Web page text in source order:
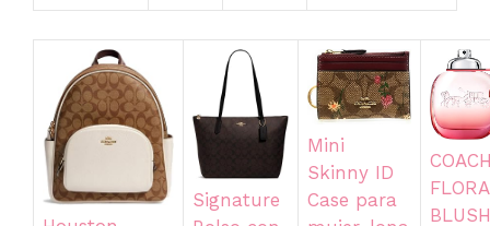
Signature
Mini
Skinny ID
Case para
BLUSH